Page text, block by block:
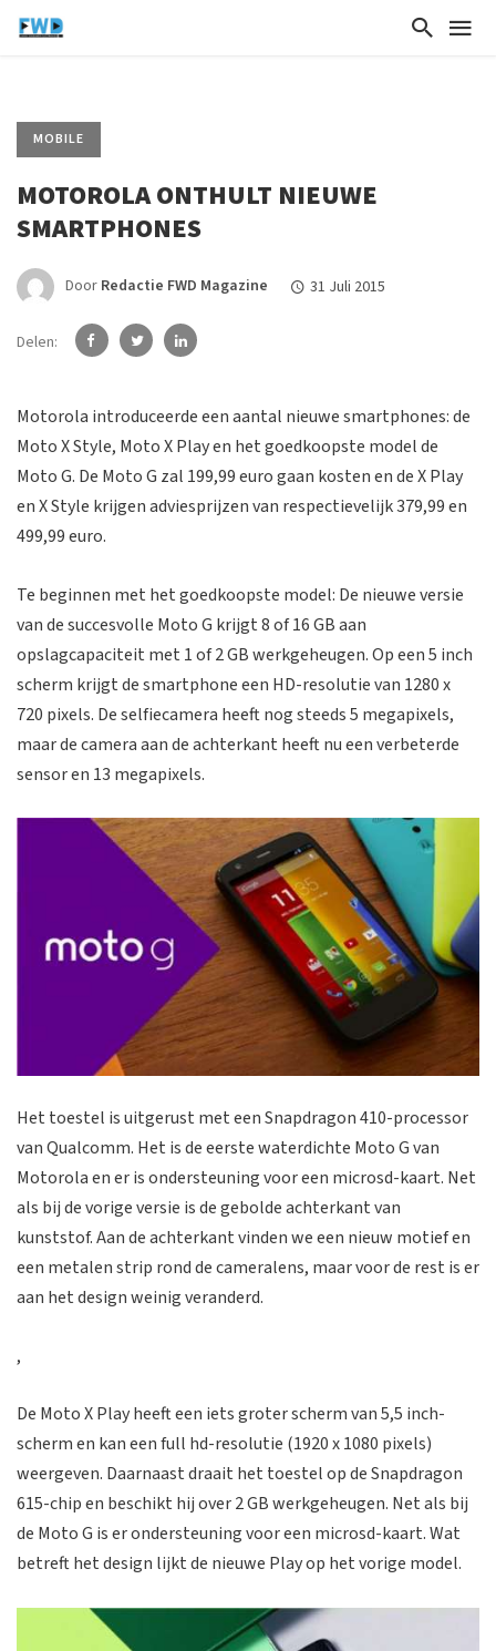
MOBILE
MOTOROLA ONTHULT NIEUWE
SMARTPHONES
Door Redactie FWD Magazine 31 Juli 2015
Delen:
Motorola introduceerde een aantal nieuwe smartphones: de
Moto X Style, Moto X Play en het goedkoopste model de
Moto G. De Moto G zal 199,99 euro gaan kosten en de X Play
en X Style krijgen adviesprijzen van respectievelijk 379,99 en
499,99 euro.
Te beginnen met het goedkoopste model: De nieuwe versie
van de succesvolle Moto G krijgt 8 of 16 GB aan
opslagcapaciteit met 1 of 2 GB werkgeheugen. Op een 5 inch
scherm krijgt de smartphone een HD-resolutie van 1280 x
720 pixels. De selfiecamera heeft nog steeds 5 megapixels,
maar de camera aan de achterkant heeft nu een verbeterde
sensor en 13 megapixels.
Het toestel is uitgerust met een Snapdragon 410-processor
van Qualcomm. Het is de eerste waterdichte Moto G van
Motorola en er is ondersteuning voor een microsd-kaart. Net
als bij de vorige versie is de gebolde achterkant van
kunststof. Aan de achterkant vinden we een nieuw motief en
een metalen strip rond de cameralens, maar voor de rest is er
aan het design weinig veranderd.
,
De Moto X Play heeft een iets groter scherm van 5,5 inch-
scherm en kan een full hd-resolutie (1920 x 1080 pixels)
weergeven. Daarnaast draait het toestel op de Snapdragon
615-chip en beschikt hij over 2 GB werkgeheugen. Net als bij
de Moto G is er ondersteuning voor een microsd-kaart. Wat
betreft het design lijkt de nieuwe Play op het vorige model.